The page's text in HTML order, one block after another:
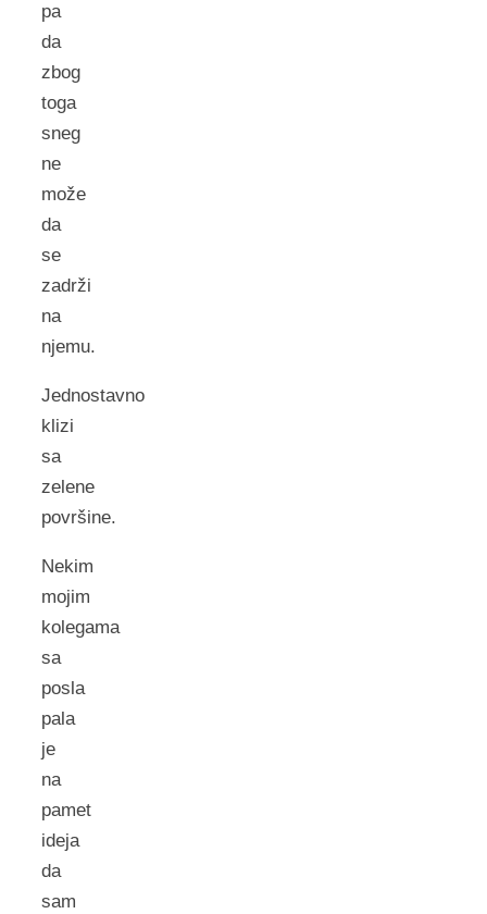
pa
da
zbog
toga
sneg
ne
može
da
se
zadrži
na
njemu.
Jednostavno
klizi
sa
zelene
površine.
Nekim
mojim
kolegama
sa
posla
pala
je
na
pamet
ideja
da
sam